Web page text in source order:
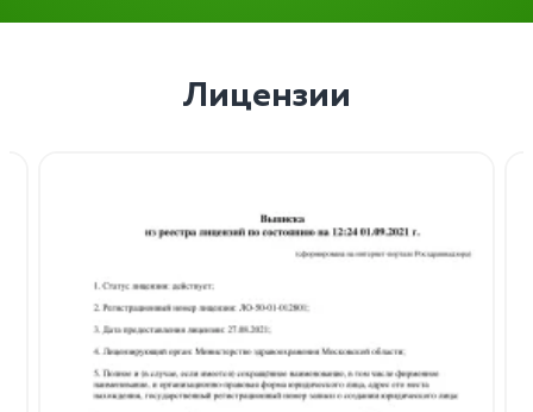
Лицензии